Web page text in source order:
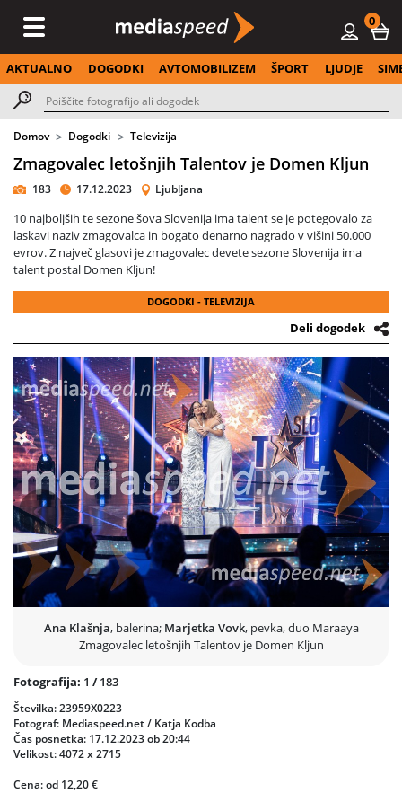
0
AKTUALNO DOGODKI AVTOMOBILIZEM ŠPORT LJUDJE
Domov Dogodki Televizija
Zmagovalec letošnjih Talentov je Domen Kljun
183 17.12.2023 Ljubljana
10 najboljših te sezone šova Slovenija ima talent se je potegovalo za
laskavi naziv zmagovalca in bogato denarno nagrado v višini 50.000
evrov. Z največ glasovi je zmagovalec devete sezone Slovenija ima
talent postal Domen Kljun!
DOGODKI - TELEVIZIJA
Deli dogodek
Ana Klašnja, balerina; Marjetka Vovk, pevka, duo Maraaya
Zmagovalec letošnjih Talentov je Domen Kljun
Prejšnja
Fotografija: 1 /183
Številka: 23959X0223
Fotograf: Mediaspeed.net / Katja Kodba
Čas posnetka: 17.12.2023 ob 20:44
Velikost: 4072 x 2715
Cena: od 12,20 €